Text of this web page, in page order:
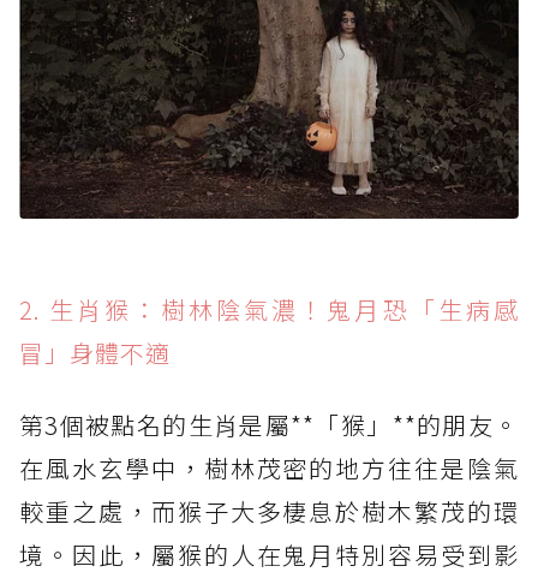
2. 生肖猴：樹林陰氣濃！鬼月恐「生病感
冒」身體不適
第3個被點名的生肖是屬**「猴」**的朋友。
在風水玄學中，樹林茂密的地方往往是陰氣
較重之處，而猴子大多棲息於樹木繁茂的環
境。因此，屬猴的人在鬼月特別容易受到影